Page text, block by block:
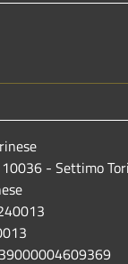
- Settimo